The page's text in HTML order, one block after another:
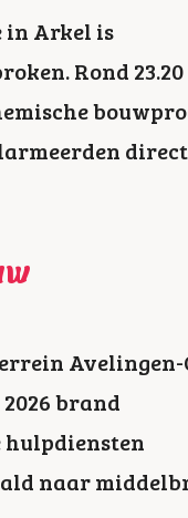
in Arkel is
Rond
Avelingen-
brand
hulpdiensten
naar